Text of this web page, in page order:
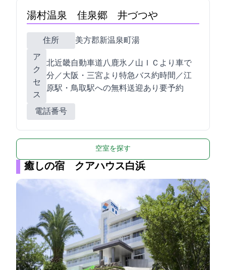
湯村温泉 佳泉郷 井づつや
住所
美方郡新温泉町湯1535
ア
ク
セ
ス
北近畿自動車道八鹿氷ノ山ＩＣより車で50
分／大阪・三宮より特急バス約3時間／JR江
原駅・鳥取駅への無料送迎あり(要予約)
電話番号
空室を探す
癒しの宿 クアハウス白浜